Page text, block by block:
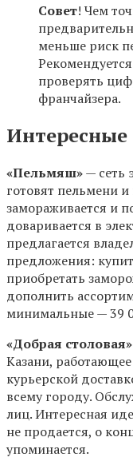
Совет! Чем
меньше риск
проверять
франчайзера.
«Пельмяш»— сеть
готовят пельмени
замораживается и
доваривается в
предлагается
предложения:
приобретать
дополнить
минимальные — 39
«Добрая столовая»
Казани,
курьерской
всему городу.
лиц. Интересная
не продается, о
упоминается.